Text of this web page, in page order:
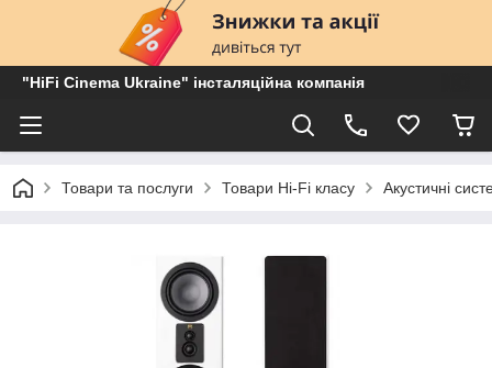
"HiFi Cinema Ukraine" інсталяційна компанія
Товари та послуги Товари Hi-Fi класу Акустичні